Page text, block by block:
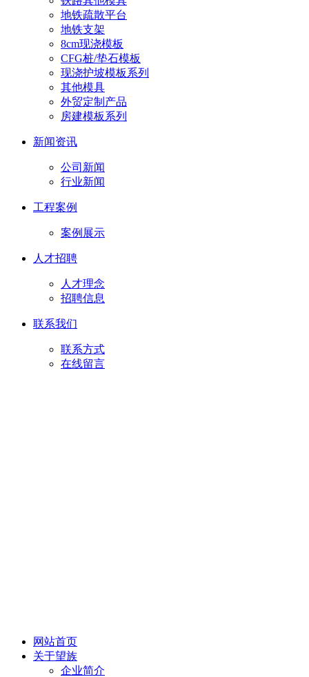
地铁疏散平台
地铁支架
8cm现浇模板
CFG桩/垫石模板
现浇护坡模板系列
其他模具
外贸定制产品
房建模板系列
新闻资讯
公司新闻
行业新闻
工程案例
案例展示
人才招聘
人才理念
招聘信息
联系我们
联系方式
在线留言
网站首页
关于望族
企业简介